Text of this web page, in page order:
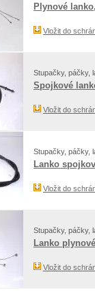
Plynové
Vložit do
Stupačky, páčky,
Spojkové
Vložit do
Stupačky, páčky,
Lanko
Vložit do
Stupačky, páčky,
Lanko plynové
Vložit do